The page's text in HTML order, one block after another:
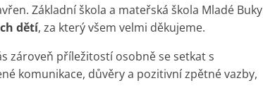
Základní škola a mateřská škola Mladé Buky
dětí, za který všem velmi děkujeme.
zároveň příležitostí osobně se setkat s
komunikace, důvěry a pozitivní zpětné vazby,